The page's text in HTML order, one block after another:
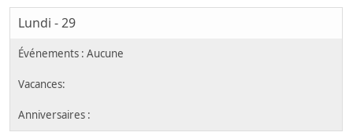
Lundi - 29